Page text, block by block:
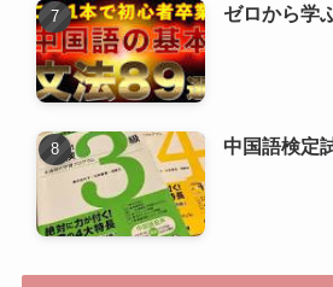
ゼロから学
中国語検定